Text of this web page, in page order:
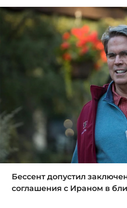
Бессент допустил
соглашения с Ираном в